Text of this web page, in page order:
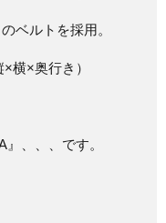
ベルトを採用。
×奥行き）
、、、です。